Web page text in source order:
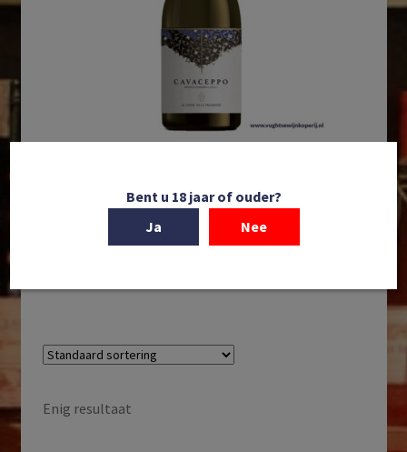
Il Conte Villa Prandone | ‘Cavaceppo’ Passerina |
DOCG Offida | Marche | Italië | 2023
Enig resultaat
Bent u 18 jaar of ouder?
Ja
Nee